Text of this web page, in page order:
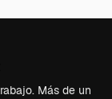
Más de un